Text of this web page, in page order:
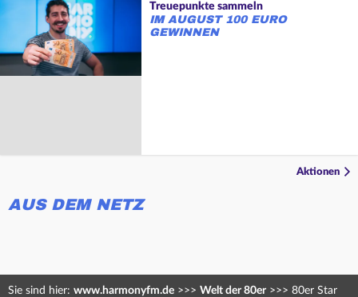
Treuepunkte sammeln
IM AUGUST 100 EURO
GEWINNEN
Aktionen
AUS DEM NETZ
Sie sind hier: www.harmonyfm.de >>> Welt der 80er >>> 80er Star